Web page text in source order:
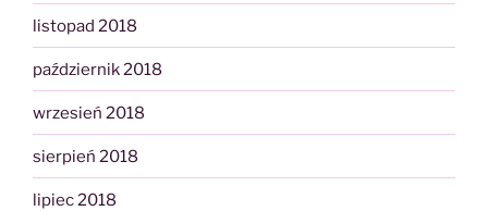
listopad 2018
październik 2018
wrzesień 2018
sierpień 2018
lipiec 2018